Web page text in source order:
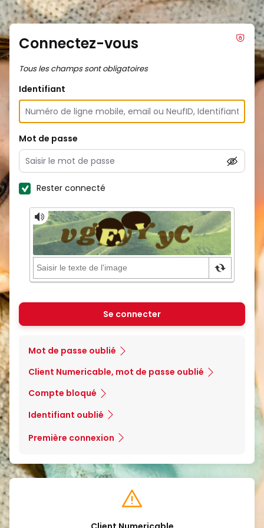
Connectez-vous
Tous les champs sont obligatoires
Identifiant
Mot de passe
Rester connecté
Se connecter
Mot de passe oublié
Client Numericable, mot de passe oublié
Compte bloqué
Identifiant oublié
Première connexion